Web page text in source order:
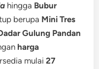
hingga Bubur
berupa Mini Tres
Gulung Pandan
harga
mulai27